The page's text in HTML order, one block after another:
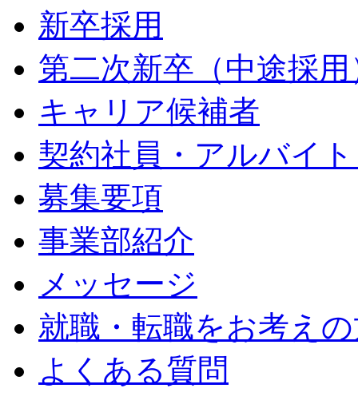
新卒採用
第二次新卒（中途採用
キャリア候補者
契約社員・アルバイ
募集要項
事業部紹介
メッセージ
就職・転職をお考え
よくある質問